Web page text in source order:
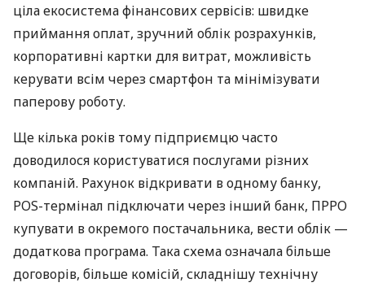
ціла екосистема фінансових сервісів: швидке
приймання оплат, зручний облік розрахунків,
корпоративні картки для витрат, можливість
керувати всім через смартфон та мінімізувати
паперову роботу.
Ще кілька років тому підприємцю часто
доводилося користуватися послугами різних
компаній. Рахунок відкривати в одному банку,
POS-термінал підключати через інший банк, ПРРО
купувати в окремого постачальника, вести облік —
додаткова програма. Така схема означала більше
договорів, більше комісій, складнішу технічну